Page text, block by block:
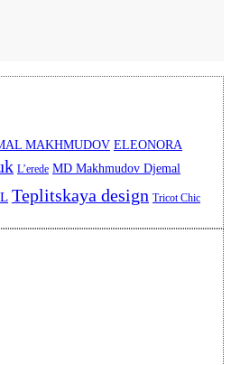
MAKHMUDOV ELEONORA
L’erede MD Makhmudov Djemal
Teplitskaya design Tricot Chic